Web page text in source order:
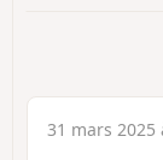
31 mars 2025